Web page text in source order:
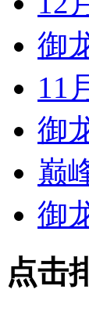
御
11
御
巅
御
点击